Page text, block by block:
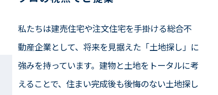
私たちは建売住宅や注文住宅を手掛ける総合不
動産企業として、将来を見据えた「土地探し」に
強みを持っています。建物と土地をトータルに考
えることで、住まい完成後も後悔のない土地探し